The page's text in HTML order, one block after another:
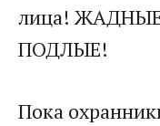
лица!
ПОДЛЫЕ!
Пока